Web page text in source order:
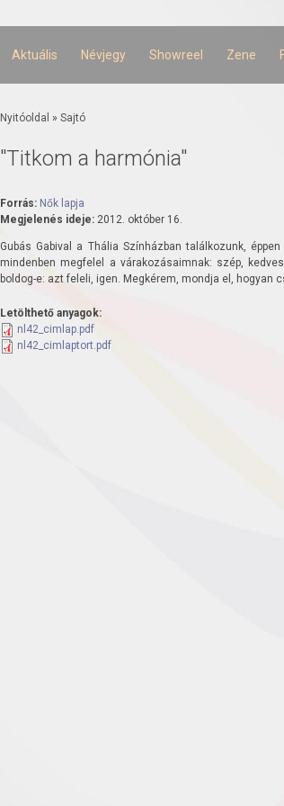
tartalomra
Aktuális Névjegy Showreel Zene
Jelenlegi hely
Nyitóoldal » Sajtó
"Titkom a harmónia"
Forrás: Nők lapja
Megjelenés ideje: 2012. október 16.
Gubás Gabival a Thália Színházban találkozunk,
mindenben megfelel a várakozásaimnak: szép,
boldog-e: azt feleli, igen. Megkérem, mondja el, hogyan
Letölthető anyagok:
nl42_cimlap.pdf
nl42_cimlaptort.pdf